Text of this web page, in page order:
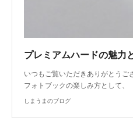
プレミアムハードの魅力
いつもご覧いただきありがとう
フォトブックの楽しみ方として
しまうまのブログ